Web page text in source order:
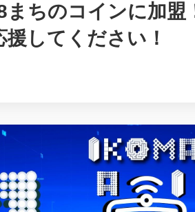
まちのコインに加盟
援してください！